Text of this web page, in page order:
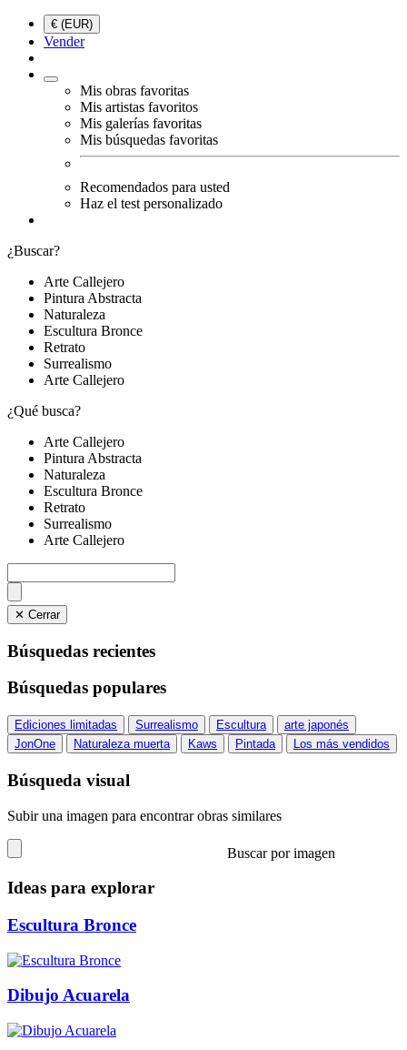
€ (EUR)
Vender
Mis obras favoritas
Mis artistas favoritos
Mis galerías favoritas
Mis búsquedas favoritas
Recomendados para usted
Haz el test personalizado
¿Buscar?
Arte Callejero
Pintura Abstracta
Naturaleza
Escultura Bronce
Retrato
Surrealismo
Arte Callejero
¿Qué busca?
Arte Callejero
Pintura Abstracta
Naturaleza
Escultura Bronce
Retrato
Surrealismo
Arte Callejero
✕ Cerrar
Búsquedas recientes
Búsquedas populares
Ediciones limitadas Surrealismo Escultura
arte japonés
JonOne
Naturaleza muerta Kaws Pintada Los más vendidos
Búsqueda visual
Subir una imagen para encontrar obras similares
Buscar por imagen
Ideas para explorar
Escultura Bronce
Dibujo Acuarela